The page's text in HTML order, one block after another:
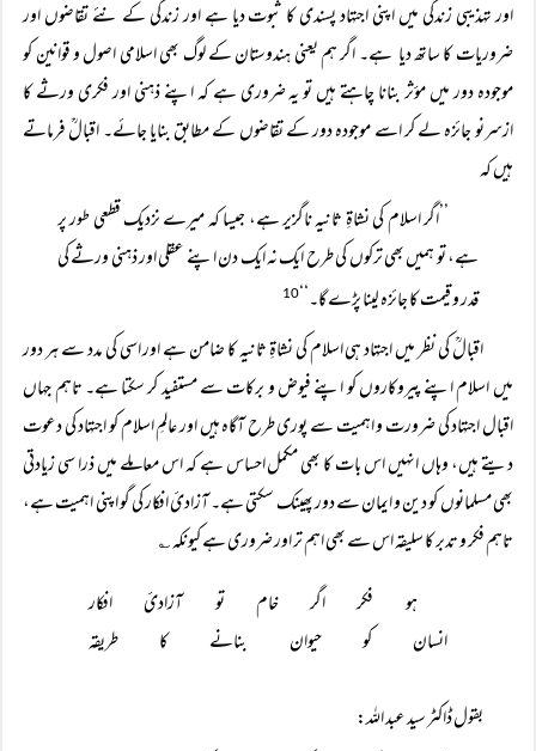
اور تہذیبی زندگی میں اپنی اجتہاد پسندی کا ثبوت دیا ہے اور زندگی کے نئے تقاضوں اور
ضروریات کا ساتھ دیا ہے۔ اگر ہم یعنی ہندوستان کے لوگ بھی اسلامی اصول و قوانین کو
موجودہ دور میں مؤثر بنانا چاہتے ہیں تو یہ ضروری ہے کہ اپنے ذہنی اور فکری ورثے کا
ازسرنو جائزہ لے کر اسے موجودہ دور کے تقاضوں کے مطابق بنایا جائے۔ اقبالؒ فرماتے
ہیں کہ
’’اگر اسلام کی نشاۃِ ثانیہ ناگزیر ہے، جیسا کہ میرے نزدیک قطعی طور پر
ہے، تو ہمیں بھی ترکوں کی طرح ایک نہ ایک دن اپنے عقلی اور ذہنی ورثے کی
قدر و قیمت کا جائزہ لینا پڑے گا۔‘‘
10
اقبالؒ کی نظر میں اجتہاد ہی اسلام کی نشاۃِ ثانیہ کا ضامن ہے اور اسی کی مدد سے ہر دور
میں اسلام اپنے پیروکاروں کو اپنے فیوض و برکات سے مستفید کر سکتا ہے۔ تاہم جہاں
اقبال اجتہاد کی ضرورت و اہمیت سے پوری طرح آگاہ ہیں اور عالمِ اسلام کو اجتہاد کی دعوت
دیتے ہیں، وہاں انہیں اس بات کا بھی مکمل احساس ہے کہ اس معاملے میں ذرا سی زیادتی
بھی مسلمانوں کو دین و ایمان سے دور پھینک سکتی ہے۔ آزادیٔ افکار کی گو اپنی اہمیت ہے،
تاہم فکر و تدبر کا سلیقہ اس سے بھی اہم تر اور ضروری ہے کیونکہ ؎
ہو فکر اگر خام تو آزادیٔ افکار
انسان کو حیوان بنانے کا طریقہ
بقول ڈاکٹر سید عبد اللہ: